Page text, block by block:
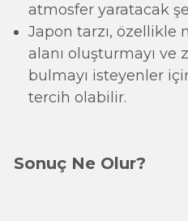
atmosfer yaratacak
Japon tarzı, özellikle
alanı oluşturmayı ve
bulmayı isteyenler
tercih olabilir.
Sonuç Ne Olur?